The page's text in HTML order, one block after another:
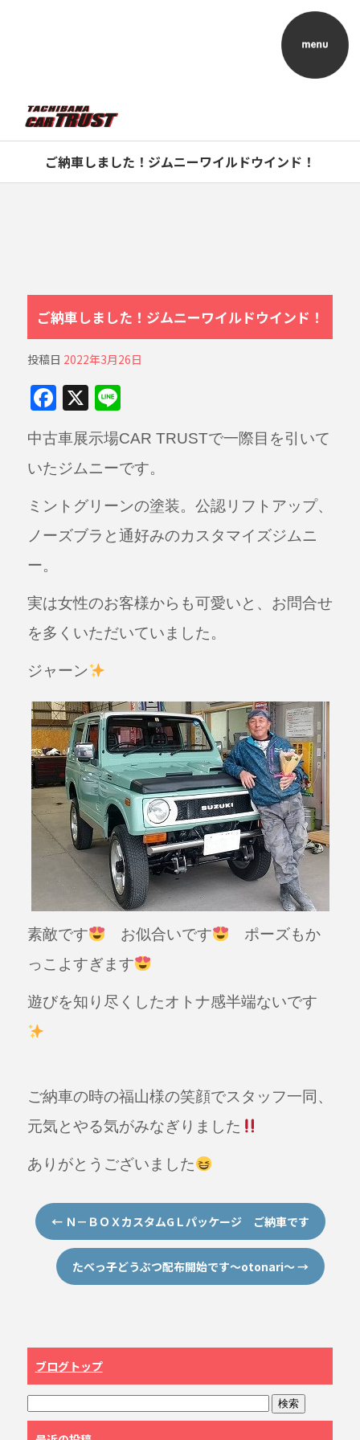
ご納車しました！ジムニーワイルドウインド！
ご納車しました！ジムニーワイルドウインド！
投稿日 2022年3月26日
F
a
c
e
b
o
o
X Li
n
e
中古車展示場CAR TRUSTで一際目を引いて
いたジムニーです。
ミントグリーンの塗装。公認リフトアップ、
ノーズブラと通好みのカスタマイズジムニ
ー。
実は女性のお客様からも可愛いと、お問合せ
を多くいただいていました。
ジャーン
素敵です お似合いです
ポーズもか
っこよすぎます
遊びを知り尽くしたオトナ感半端ないです
ご納車の時の福山様の笑顔でスタッフ一同、
元気とやる気がみなぎりました
ありがとうございました
←Ｎ－ＢＯＸカスタムGＬパッケージ ご納車です
たべっ子どうぶつ配布開始です～otonari～→
ブログトップ